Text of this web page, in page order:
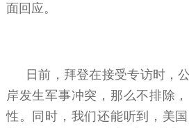
面回应。
日前，拜登在接受专访时，
岸发生军事冲突，那么不排除
性。同时，我们还能听到，美